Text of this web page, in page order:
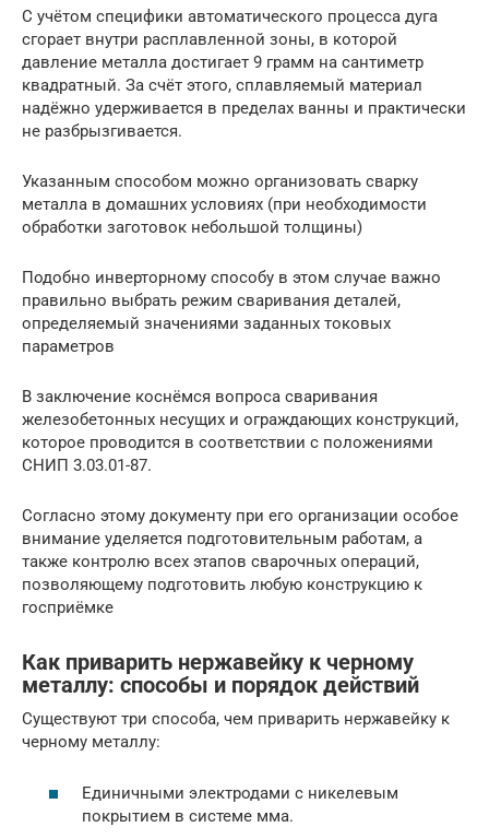
С учётом специфики автоматического процесса дуга
сгорает внутри расплавленной зоны, в которой
давление металла достигает 9 грамм на сантиметр
квадратный. За счёт этого, сплавляемый материал
надёжно удерживается в пределах ванны и практически
не разбрызгивается.
Указанным способом можно организовать сварку
металла в домашних условиях (при необходимости
обработки заготовок небольшой толщины)
Подобно инверторному способу в этом случае важно
правильно выбрать режим сваривания деталей,
определяемый значениями заданных токовых
параметров
В заключение коснёмся вопроса сваривания
железобетонных несущих и ограждающих конструкций,
которое проводится в соответствии с положениями
СНИП 3.03.01-87.
Согласно этому документу при его организации особое
внимание уделяется подготовительным работам, а
также контролю всех этапов сварочных операций,
позволяющему подготовить любую конструкцию к
госприёмке
Как приварить нержавейку к черному
металлу: способы и порядок действий
Существуют три способа, чем приварить нержавейку к
черному металлу:
Единичными электродами с никелевым
покрытием в системе мма.